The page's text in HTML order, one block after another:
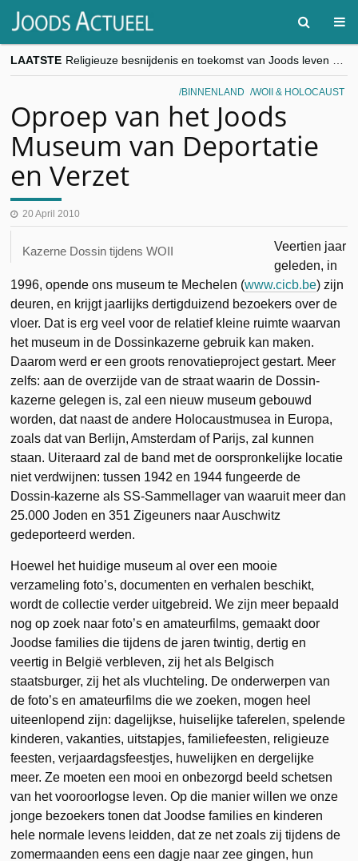
LAATSTE
“Besnijdenisdebat toont hoe moeilijk seculiere Westen minderheden begrijpt”, Jinnih Beels (Vooruit)
CITYTRIP | ROEMENIË – Boekarest: de verrassing van Oost-Europa
BINNENLAND WOII & HOLOCAUST
Oproep van het Joods
Museum van Deportatie
en Verzet
20 April 2010
Kazerne Dossin tijdens WOII
Veertien jaar
geleden, in
1996, opende ons museum te Mechelen (www.cicb.be) zijn
deuren, en krijgt jaarlijks dertigduizend bezoekers over de
vloer. Dat is erg veel voor de relatief kleine ruimte waarvan
het museum in de Dossinkazerne gebruik kan maken.
Daarom werd er een groots renovatieproject gestart. Meer
zelfs: aan de overzijde van de straat waarin de Dossin-
kazerne gelegen is, zal een nieuw museum gebouwd
worden, dat naast de andere Holocaustmusea in Europa,
zoals dat van Berlijn, Amsterdam of Parijs, zal kunnen
staan. Uiteraard zal de band met de oorspronkelijke locatie
niet verdwijnen: tussen 1942 en 1944 fungeerde de
Dossin-kazerne als SS-Sammellager van waaruit meer dan
25.000 Joden en 351 Zigeuners naar Auschwitz
gedeporteerd werden.
Hoewel het huidige museum al over een mooie
verzameling foto’s, documenten en verhalen beschikt,
wordt de collectie verder uitgebreid. We zijn meer bepaald
nog op zoek naar foto’s en amateurfilms, gemaakt door
Joodse families die tijdens de jaren twintig, dertig en
veertig in België verbleven, zij het als Belgisch
staatsburger, zij het als vluchteling. De onderwerpen van
de foto’s en amateurfilms die we zoeken, mogen heel
uiteenlopend zijn: dagelijkse, huiselijke taferelen, spelende
kinderen, vakanties, uitstapjes, familiefeesten, religieuze
feesten, verjaardagsfeestjes, huwelijken en dergelijke
meer. Ze moeten een mooi en onbezorgd beeld schetsen
van het vooroorlogse leven. Op die manier willen we onze
jonge bezoekers tonen dat Joodse families en kinderen
hele normale levens leidden, dat ze net zoals zij tijdens de
zomermaanden eens een dagje naar zee gingen, hun